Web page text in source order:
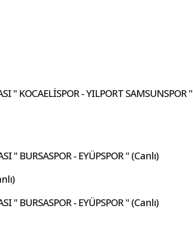
" KOCAELİSPOR - YILPORT SAMSUNSPOR "
" BURSASPOR - EYÜPSPOR " (Canlı)
" BURSASPOR - EYÜPSPOR " (Canlı)